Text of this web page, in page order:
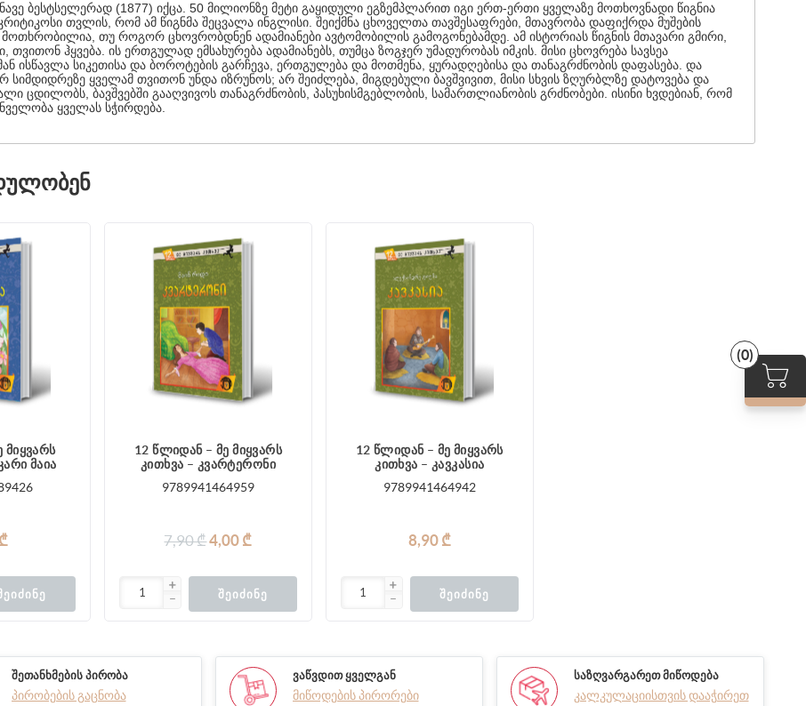
(0)
ბესტსელერად (1877) იქცა. 50 მილიონზე მეტი გაყიდული ეგზემპლარით იგი ერთ-ერთი ყველაზე მოთხოვნადი წიგნია
თვლის, რომ ამ წიგნმა შეცვალა ინგლისი. შეიქმნა ცხოველთა თავშესაფრები, მთავრობა დაფიქრდა მუშების
მოთხრობილია, თუ როგორ ცხოვრობდნენ ადამიანები ავტომობილის გამოგონებამდე. ამ ისტორიას წიგნის მთავარი გმირი,
ჰყვება. ის ერთგულად ემსახურება ადამიანებს, თუმცა ზოგჯერ უმადურობას იმკის. მისი ცხოვრება სავსეა
სიკეთისა და ბოროტების გარჩევა, ერთგულება და მოთმენა, ყურადღებისა და თანაგრძნობის დაფასება. და
სიმდიდრეზე ყველამ თვითონ უნდა იზრუნოს; არ შეიძლება, მიგდებული ბავშვივით, მისი სხვის ზღურბლზე დატოვება და
ცდილობს, ბავშვებში გააღვივოს თანაგრძნობის, პასუხისმგებლობის, სამართლიანობის გრძნობები. ისინი ხვდებიან, რომ
ყველას სჭირდება.
მიყვარს
მაია
12 წლიდან – მე მიყვარს
კითხვა – კვარტერონი
9789941464959
7,90 ₾4,00 ₾
ᲨᲔᲘᲫᲘᲜᲔ
12 წლიდან – მე მიყვარს
კითხვა – კავკასია
9789941464942
8,90 ₾
ᲨᲔᲘᲫᲘᲜᲔ
ᲨᲔᲗᲐᲜᲮᲛᲔᲑᲘᲡ ᲞᲘᲠᲝᲑᲐ
პირობების გაცნობა
ᲕᲐᲬᲕᲓᲘᲗ ᲧᲕᲔᲚᲒᲐᲜ
მიწოდების პირორები
ᲡᲐᲖᲦᲕᲐᲠᲒᲐᲠᲔᲗ ᲛᲘᲬᲝᲓᲔᲑᲐ
კალკულაციისთვის დააჭირეთ